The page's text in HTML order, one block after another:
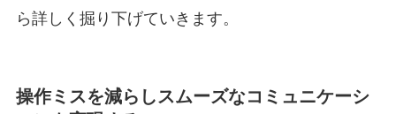
ら詳しく掘り下げていきます。
操作ミスを減らしスムーズなコミュニケーシ